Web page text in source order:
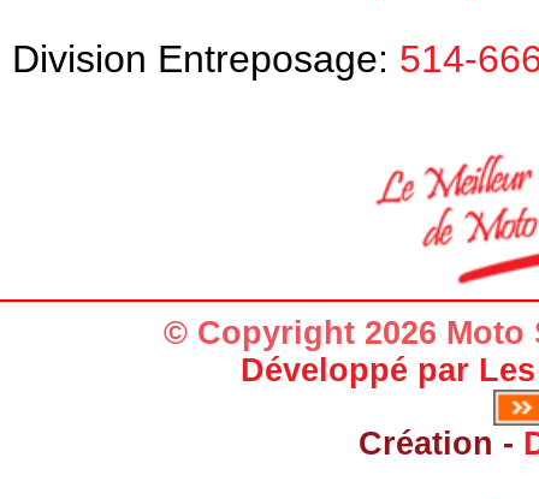
Division Entreposage: 514-
© Copyright 2026 Moto
Développé par
Création -